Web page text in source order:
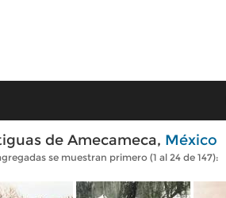
de Amecameca, México
se muestran primero (1 al 24 de 147):